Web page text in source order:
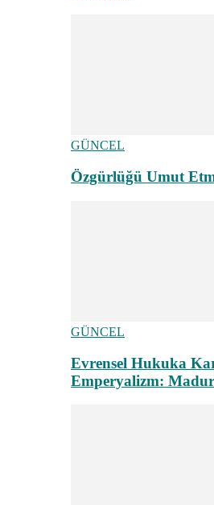
GÜNCEL
Özgürlüğü Umut
GÜNCEL
Evrensel Hukuka
Emperyalizm: